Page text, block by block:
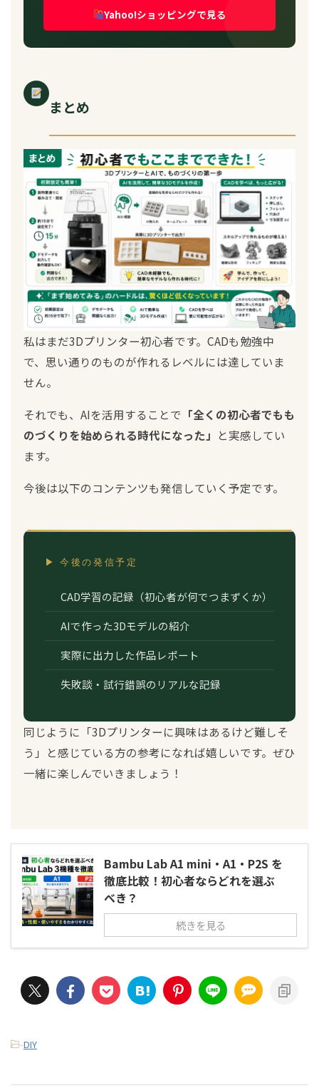
Yahoo!ショッピングで見る
まとめ
私はまだ3Dプリンター初心者です。CADも勉強中
で、思い通りのものが作れるレベルには達していま
せん。
それでも、AIを活用することで 「全くの初心者でもも
のづくりを始められる時代になった」 と実感してい
ます。
今後は以下のコンテンツも発信していく予定です。
▶ 今後の発信予定
CAD学習の記録（初心者が何でつまずくか）
AIで作った3Dモデルの紹介
実際に出力した作品レポート
失敗談・試行錯誤のリアルな記録
同じように「3Dプリンターに興味はあるけど難しそ
う」と感じている方の参考になれば嬉しいです。ぜひ
一緒に楽しんでいきましょう！
Bambu Lab A1 mini・A1・P2S を
徹底比較！初心者ならどれを選ぶ
べき？
続きを見る
-DIY